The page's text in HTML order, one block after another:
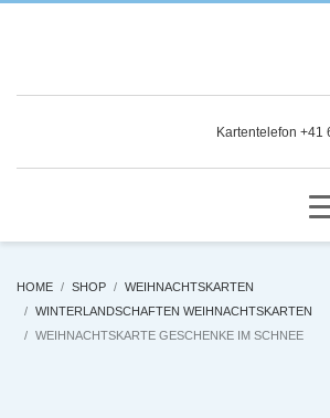
Kartentelefon +41
HOME SHOP
WEIHNACHTSKARTEN
WINTERLANDSCHAFTEN WEIHNACHTSKARTEN
WEIHNACHTSKARTE GESCHENKE IM SCHNEE